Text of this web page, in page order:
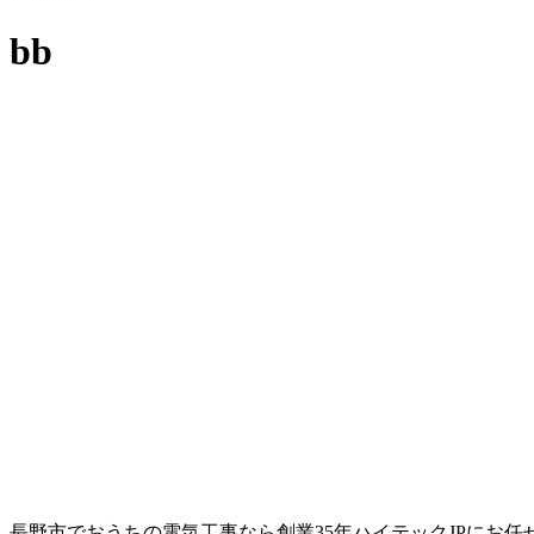
bb